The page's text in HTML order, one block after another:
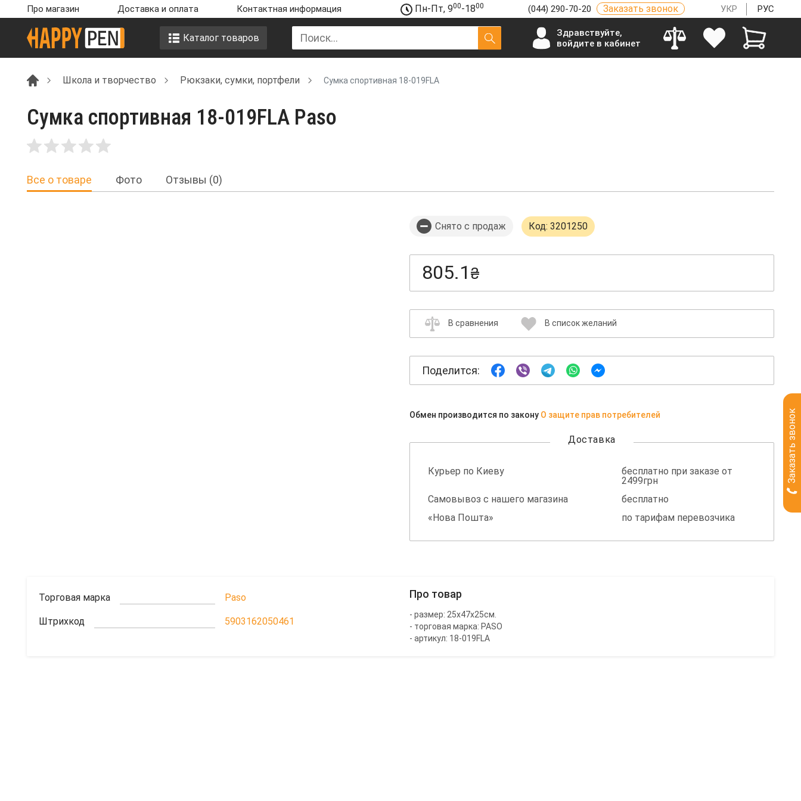
Про магазин Доставка и оплата Контактная информация Пн-Пт, 900-1800 (044) 290-70-20 Заказать звонок УКР РУС
Каталог товаров
Здравствуйте,
войдите в кабинет
Школа и творчество Рюкзаки, сумки, портфели Сумка спортивная 18-019FLA
Сумка спортивная 18-019FLA Paso
Все о товаре Фото Отзывы (0)
Снято с продаж Код: 3201250
805.1 ₴
В сравнения В список желаний
Поделится:
Обмен производится по закону О защите прав потребителей
Доставка
Курьер по Киеву
бесплатно при заказе от
2499грн
Самовывоз с нашего магазина
бесплатно
«Нова Пошта»
по тарифам перевозчика
Торговая марка Paso
Штрихкод 5903162050461
Про товар
- размер: 25x47x25см.
- торговая марка: PASO
- артикул: 18-019FLA
Заказать звонок